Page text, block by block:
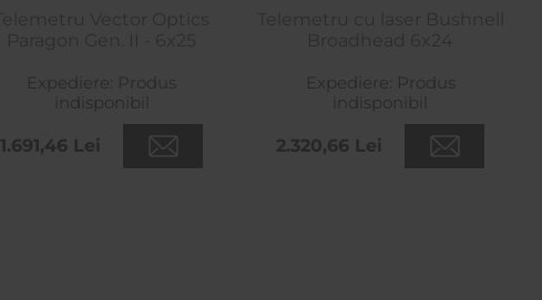
Expediere: Produs
indisponibil
1.691,46 Lei
Expediere: Produs
indisponibil
2.320,66 Lei